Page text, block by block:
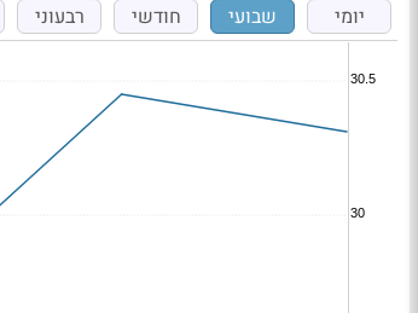
יומי שבועי חודשי רבעוני